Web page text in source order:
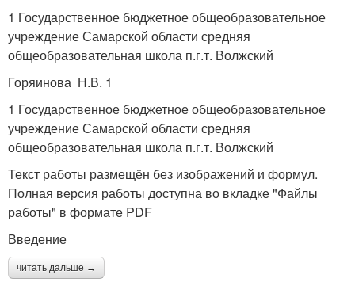
1 Государственное бюджетное общеобразовательное
учреждение Самарской области средняя
общеобразовательная школа п.г.т. Волжский
Горяинова Н.В. 1
1 Государственное бюджетное общеобразовательное
учреждение Самарской области средняя
общеобразовательная школа п.г.т. Волжский
Текст работы размещён без изображений и формул.
Полная версия работы доступна во вкладке "Файлы
работы" в формате PDF
Введение
читать дальше →